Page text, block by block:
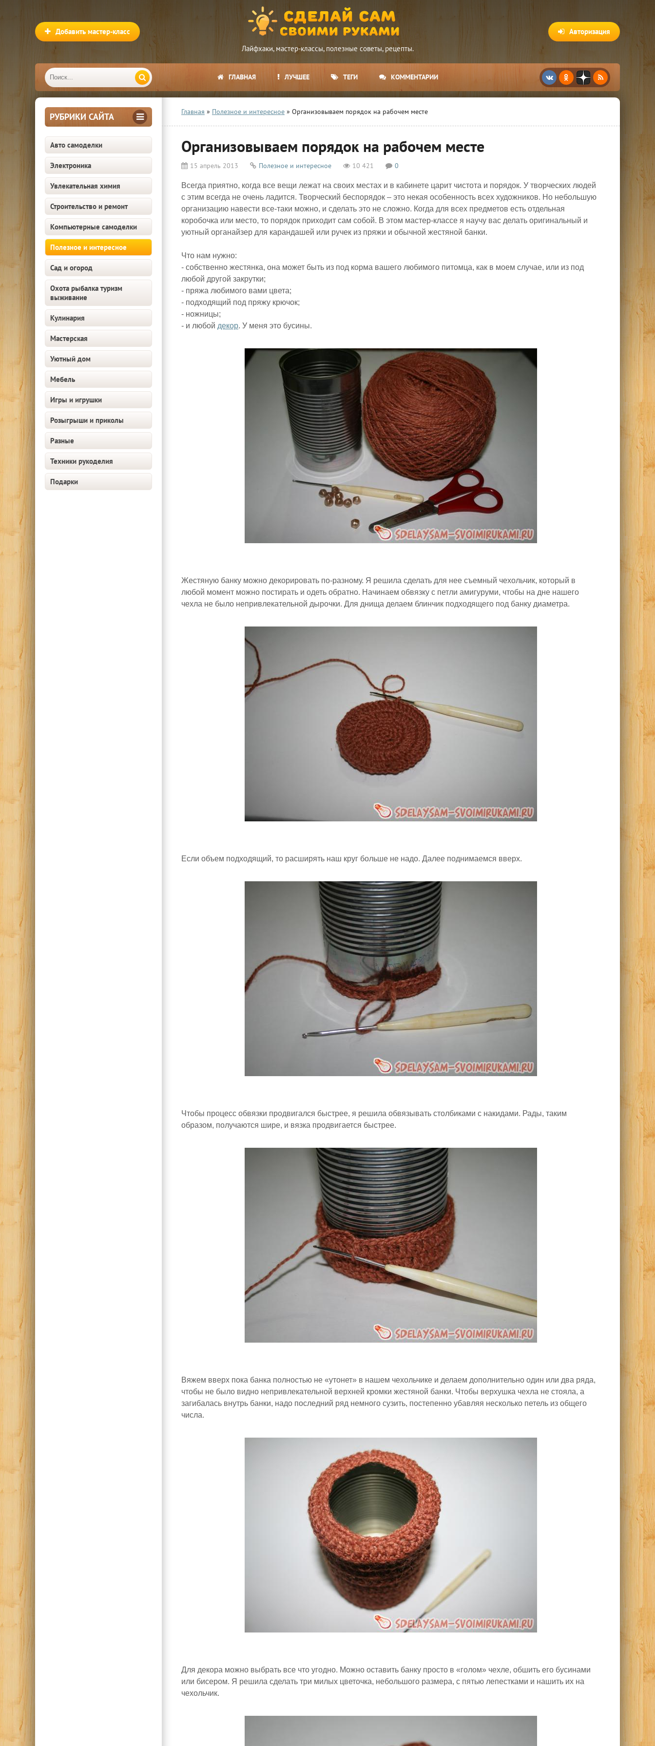
Лайфхаки, мастер-классы, полезные советы, рецепты.
Авторизация
Добавить мастер-класс
ГЛАВНАЯ ЛУЧШЕЕ ТЕГИ КОММЕНТАРИИ
РУБРИКИ САЙТА
Авто самоделки
Электроника
Увлекательная химия
Строительство и ремонт
Компьютерные самоделки
Полезное и интересное
Сад и огород
Охота рыбалка туризм
выживание
Кулинария
Мастерская
Уютный дом
Мебель
Игры и игрушки
Розыгрыши и приколы
Разные
Техники рукоделия
Подарки
Главная » Полезное и интересное » Организовываем порядок на рабочем месте
Организовываем порядок на рабочем месте
15 апрель 2013 Полезное и интересное 10 421 0
Всегда приятно, когда все вещи лежат на своих местах и в кабинете царит чистота и порядок. У творческих людей
с этим всегда не очень ладится. Творческий беспорядок – это некая особенность всех художников. Но небольшую
организацию навести все-таки можно, и сделать это не сложно. Когда для всех предметов есть отдельная
коробочка или место, то порядок приходит сам собой. В этом мастер-классе я научу вас делать оригинальный и
уютный органайзер для карандашей или ручек из пряжи и обычной жестяной банки.
Что нам нужно:
- собственно жестянка, она может быть из под корма вашего любимого питомца, как в моем случае, или из под
любой другой закрутки;
- пряжа любимого вами цвета;
- подходящий под пряжу крючок;
- ножницы;
- и любой декор. У меня это бусины.
Жестяную банку можно декорировать по-разному. Я решила сделать для нее съемный чехольчик, который в
любой момент можно постирать и одеть обратно. Начинаем обвязку с петли амигуруми, чтобы на дне нашего
чехла не было непривлекательной дырочки. Для днища делаем блинчик подходящего под банку диаметра.
Если объем подходящий, то расширять наш круг больше не надо. Далее поднимаемся вверх.
Чтобы процесс обвязки продвигался быстрее, я решила обвязывать столбиками с накидами. Рады, таким
образом, получаются шире, и вязка продвигается быстрее.
Вяжем вверх пока банка полностью не «утонет» в нашем чехольчике и делаем дополнительно один или два ряда,
чтобы не было видно непривлекательной верхней кромки жестяной банки. Чтобы верхушка чехла не стояла, а
загибалась внутрь банки, надо последний ряд немного сузить, постепенно убавляя несколько петель из общего
числа.
Для декора можно выбрать все что угодно. Можно оставить банку просто в «голом» чехле, обшить его бусинами
или бисером. Я решила сделать три милых цветочка, небольшого размера, с пятью лепестками и нашить их на
чехольчик.